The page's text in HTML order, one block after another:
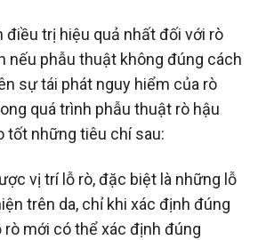
điều trị hiệu quả nhất đối với rò
nếu phẫu thuật không đúng cách
sự tái phát nguy hiểm của rò
quá trình phẫu thuật rò hậu
tốt những tiêu chí sau:
vị trí lỗ rò, đặc biệt là những lỗ
trên da, chỉ khi xác định đúng
mới có thể xác định đúng